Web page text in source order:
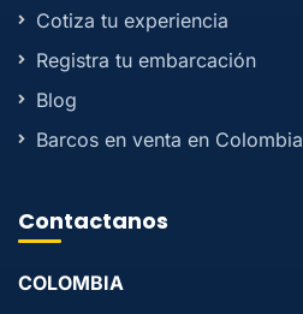
Cotiza tu experiencia
Registra tu embarcación
Blog
Barcos en venta en Colombia
Contactanos
COLOMBIA